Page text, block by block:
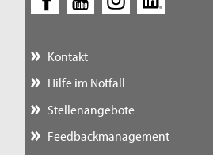
Kontakt
Hilfe im Notfall
Stellenangebote
Feedbackmanagement